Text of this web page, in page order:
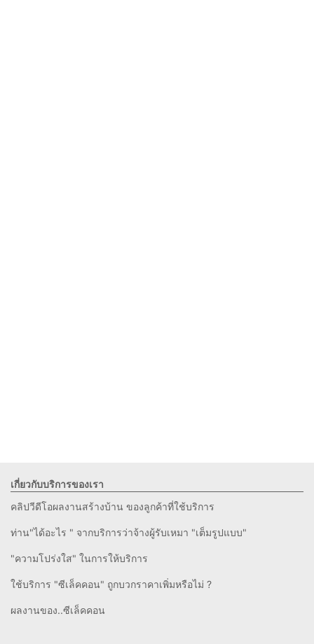
เกี่ยวกับบริการของเรา
คลิปวีดีโอผลงานสร้างบ้าน ของลูกค้าที่ใช้บริการ
ท่าน"ได้อะไร " จากบริการว่าจ้างผู้รับเหมา "เต็มรูปแบบ"
"ความโปร่งใส" ในการให้บริการ
ใช้บริการ "ซีเล็คคอน" ถูกบวกราคาเพิ่มหรือไม่ ?
ผลงานของ..ซีเล็คคอน